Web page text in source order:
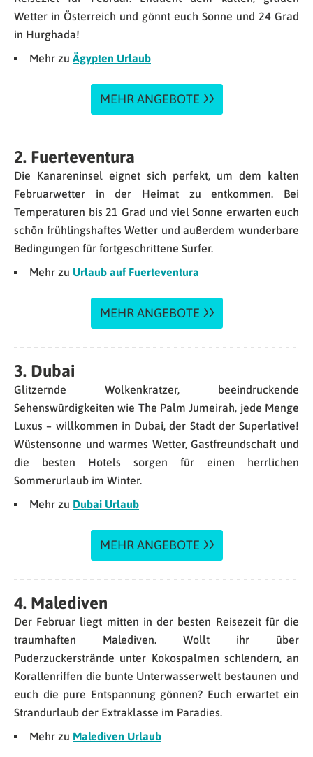
Wetter in Österreich und gönnt euch Sonne und 24 Grad
in Hurghada!
Mehr zu Ägypten Urlaub
MEHR ANGEBOTE
2. Fuerteventura
Die Kanareninsel eignet sich perfekt, um dem kalten
Februarwetter in der Heimat zu entkommen. Bei
Temperaturen bis 21 Grad und viel Sonne erwarten euch
schön frühlingshaftes Wetter und außerdem wunderbare
Bedingungen für fortgeschrittene Surfer.
Mehr zu Urlaub auf Fuerteventura
MEHR ANGEBOTE
3. Dubai
Glitzernde Wolkenkratzer, beeindruckende
Sehenswürdigkeiten wie The Palm Jumeirah, jede Menge
Luxus – willkommen in Dubai, der Stadt der Superlative!
Wüstensonne und warmes Wetter, Gastfreundschaft und
die besten Hotels sorgen für einen herrlichen
Sommerurlaub im Winter.
Mehr zu Dubai Urlaub
MEHR ANGEBOTE
4. Malediven
Der Februar liegt mitten in der besten Reisezeit für die
traumhaften Malediven. Wollt ihr über
Puderzuckerstrände unter Kokospalmen schlendern, an
Korallenriffen die bunte Unterwasserwelt bestaunen und
euch die pure Entspannung gönnen? Euch erwartet ein
Strandurlaub der Extraklasse im Paradies.
Mehr zu Malediven Urlaub